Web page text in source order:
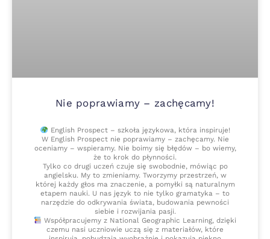
Nie poprawiamy – zachęcamy!
English Prospect – szkoła językowa, która inspiruje!
W English Prospect nie poprawiamy – zachęcamy. Nie
oceniamy – wspieramy. Nie boimy się błędów – bo wiemy,
że to krok do płynności.
Tylko co drugi uczeń czuje się swobodnie, mówiąc po
angielsku. My to zmieniamy. Tworzymy przestrzeń, w
której każdy głos ma znaczenie, a pomyłki są naturalnym
etapem nauki. U nas język to nie tylko gramatyka – to
narzędzie do odkrywania świata, budowania pewności
siebie i rozwijania pasji.
Współpracujemy z National Geographic Learning, dzięki
czemu nasi uczniowie uczą się z materiałów, które